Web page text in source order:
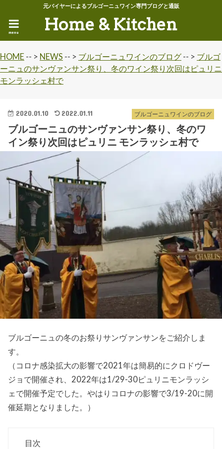
元バイヤーによるブルゴーニュワイン専門ブログと通販
Home & Kitchen
menu
HOME -- > NEWS -- > ブルゴーニュワインのブログ -- > ブルゴ
ーニュのサンヴァンサン祭り、冬のワイン祭り次回はピュリニ
モンラッシェ村で
ブルゴーニュワインのブログ
2020.01.10 2022.01.11
ブルゴーニュのサンヴァンサン祭り、冬のワ
イン祭り次回はピュリニ モンラッシェ村で
ブルゴーニュの冬のお祭りサンヴァンサンをご紹介しま
す。
（コロナ感染拡大の影響で2021年は簡易的にクロドヴー
ジョで開催され、2022年は1/29-30ピュリニモンラッシ
ェで開催予定でした。やはりコロナの影響で3/19-20に開
催延期となりました。）
目次